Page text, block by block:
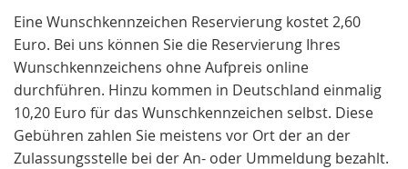
Eine Wunschkennzeichen Reservierung kostet 2,60
Euro. Bei uns können Sie die Reservierung Ihres
Wunschkennzeichens ohne Aufpreis online
durchführen. Hinzu kommen in Deutschland einmalig
10,20 Euro für das Wunschkennzeichen selbst. Diese
Gebühren zahlen Sie meistens vor Ort der an der
Zulassungsstelle bei der An- oder Ummeldung bezahlt.